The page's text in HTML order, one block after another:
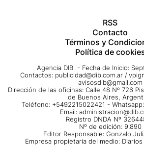
RSS
Contacto
Términos y
Política de
Agencia DIB - Fecha de Inicio:
Contactos: publicidad@dib.com.ar /
avisosdib@gmail.com
Dirección de las oficinas: Calle 48 Nº 726
de Buenos Aires,
Teléfono: +5492215022421 -
Email:
Registro DNDA Nº
Nº de edición: 9.890
Editor Responsable: Gonzalo
Empresa propietaria del medio: